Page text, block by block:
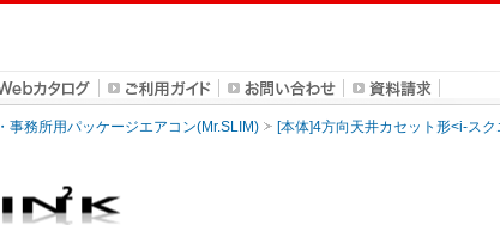
事務所用パッケージエアコン(Mr.SLIM) [本体]4方向天井カセット形<i-ス